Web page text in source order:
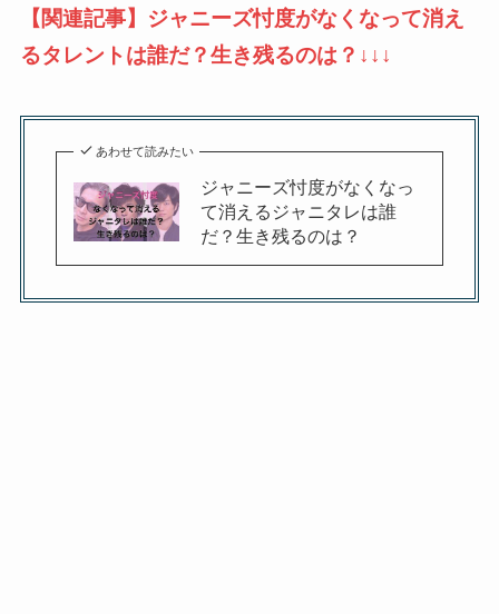
【関連記事】ジャニーズ忖度がなくなって消え
るタレントは誰だ？生き残るのは？↓↓↓
あわせて読みたい
ジャニーズ忖度がなくなっ
て消えるジャニタレは誰
だ？生き残るのは？